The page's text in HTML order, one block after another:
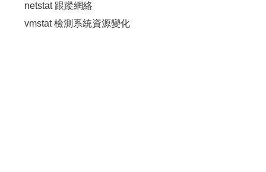
netstat 跟蹤網絡
vmstat 檢測系統資源變化